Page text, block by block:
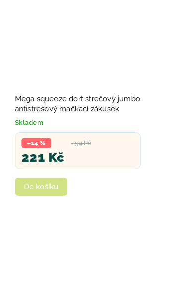
Mega squeeze dort strečový jumbo
antistresový mačkací zákusek
Skladem
259 Kč
–14 %
221 Kč
Do košíku